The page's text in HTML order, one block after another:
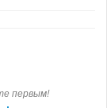
первым!